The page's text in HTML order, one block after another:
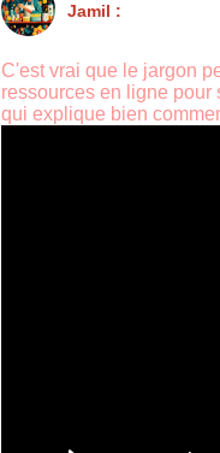
Jamil :
C'est vrai que le jargon
ressources en ligne pour
qui explique bien